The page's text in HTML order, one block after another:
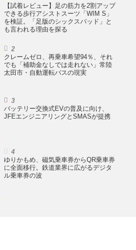
【試着レビュー】足の筋力を2割アップ
できる歩行アシストスーツ「WIM S」
を検証。「足版のシックスパッド」と
も言われる理由を探る
クレームゼロ、再乗車希望94％、それ
でも「補助金なしでは走れない」常陸
太田市・自動運転バスの現実
バッテリー交換式EVの普及に向け、
JFEエンジニアリングとSMASが提携
ゆりかもめ、磁気乗車券からQR乗車券
に全面移行。鉄道業界に広がるデジタ
ル乗車券の波